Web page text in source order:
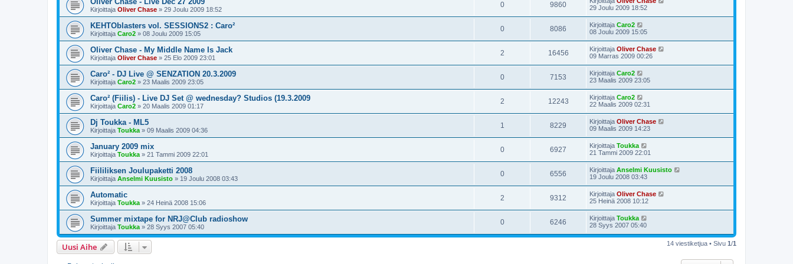
Kirjoittaja Oliver Chase » 29 Joulu 2009 18:52
0 9860
29 Joulu 2009 18:52
KEHTOblasters vol. SESSIONS2 : Caro²
Kirjoittaja Caro2 » 08 Joulu 2009 15:05
0 8086 Kirjoittaja Caro2
08 Joulu 2009 15:05
Oliver Chase - My Middle Name Is Jack
Kirjoittaja Oliver Chase » 25 Elo 2009 23:01
2 16456 Kirjoittaja Oliver Chase
09 Marras 2009 00:26
Caro² - DJ Live @ SENZATION 20.3.2009
Kirjoittaja Caro2 » 23 Maalis 2009 23:05
0 7153 Kirjoittaja Caro2
23 Maalis 2009 23:05
Caro² (Fiilis) - Live DJ Set @ wednesday? Studios (19.3.2009
Kirjoittaja Caro2 » 20 Maalis 2009 01:17
2 12243 Kirjoittaja Caro2
22 Maalis 2009 02:31
Dj Toukka - ML5
Kirjoittaja Toukka » 09 Maalis 2009 04:36
1 8229 Kirjoittaja Oliver Chase
09 Maalis 2009 14:23
January 2009 mix
Kirjoittaja Toukka » 21 Tammi 2009 22:01
0 6927 Kirjoittaja Toukka
21 Tammi 2009 22:01
Fiililiksen Joulupaketti 2008
Kirjoittaja Anselmi Kuusisto » 19 Joulu 2008 03:43
0 6556 Kirjoittaja Anselmi Kuusisto
19 Joulu 2008 03:43
Automatic
Kirjoittaja Toukka » 24 Heinä 2008 15:06
2 9312 Kirjoittaja Oliver Chase
25 Heinä 2008 10:12
Summer mixtape for NRJ@Club radioshow
Kirjoittaja Toukka » 28 Syys 2007 05:40
0 6246 Kirjoittaja Toukka
28 Syys 2007 05:40
Uusi Aihe 14 viestiketjua • Sivu 1/1